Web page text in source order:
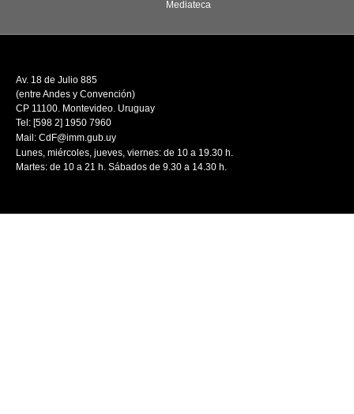
Mediateca
Av. 18 de Julio 885
(entre Andes y Convención)
CP 11100. Montevideo. Uruguay
Tel: [598 2] 1950 7960
Mail: CdF@imm.gub.uy
Lunes, miércoles, jueves, viernes: de 10 a 19.30 h.
Martes: de 10 a 21 h. Sábados de 9.30 a 14.30 h.